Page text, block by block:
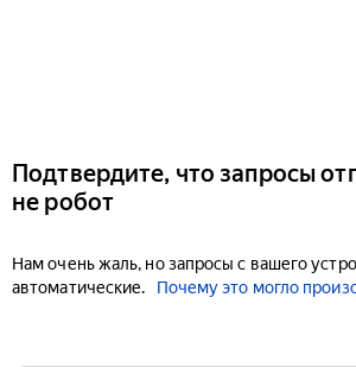
Подтвердите, что запросы
не робот
Нам очень жаль, но запросы с вашего
автоматические.
Почему это могло